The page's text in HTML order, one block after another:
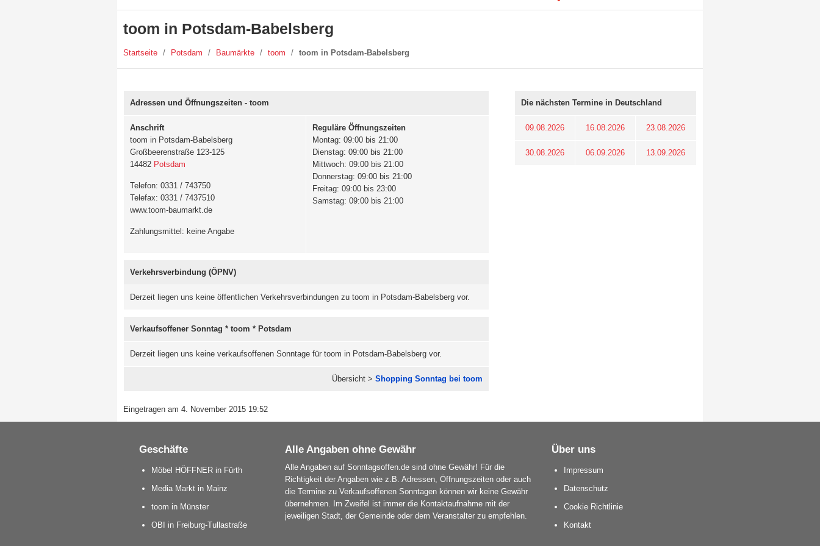
toom in Potsdam-Babelsberg
Startseite / Potsdam / Baumärkte / toom / toom in Potsdam-Babelsberg
Adressen und Öffnungszeiten - toom
Anschrift
toom in Potsdam-Babelsberg
Großbeerenstraße 123-125
14482 Potsdam
Telefon: 0331 / 743750
Telefax: 0331 / 7437510
www.toom-baumarkt.de
Zahlungsmittel: keine Angabe
Reguläre Öffnungszeiten
Montag: 09:00 bis 21:00
Dienstag: 09:00 bis 21:00
Mittwoch: 09:00 bis 21:00
Donnerstag: 09:00 bis 21:00
Freitag: 09:00 bis 23:00
Samstag: 09:00 bis 21:00
Verkehrsverbindung (ÖPNV)
Derzeit liegen uns keine öffentlichen Verkehrsverbindungen zu toom in Potsdam-Babelsberg vor.
Verkaufsoffener Sonntag * toom * Potsdam
Derzeit liegen uns keine verkaufsoffenen Sonntage für toom in Potsdam-Babelsberg vor.
Übersicht > Shopping Sonntag bei toom
Eingetragen am 4. November 2015 19:52
Die nächsten Termine in Deutschland
09.08.2026 16.08.2026 23.08.2026
30.08.2026 06.09.2026 13.09.2026
Geschäfte
Möbel HÖFFNER in Fürth
Media Markt in Mainz
toom in Münster
OBI in Freiburg-Tullastraße
Alle Angaben ohne Gewähr
Alle Angaben auf Sonntagsoffen.de sind ohne Gewähr! Für die
Richtigkeit der Angaben wie z.B. Adressen, Öffnungszeiten oder auch
die Termine zu Verkaufsoffenen Sonntagen können wir keine Gewähr
übernehmen. Im Zweifel ist immer die Kontaktaufnahme mit der
jeweiligen Stadt, der Gemeinde oder dem Veranstalter zu empfehlen.
Über uns
Impressum
Datenschutz
Cookie Richtlinie
Kontakt